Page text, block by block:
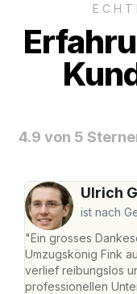
4.9 von 5
Ulrich
ist nach
"Ein grosses
Umzugskönig Fink
verlief reibungslos
professionellen